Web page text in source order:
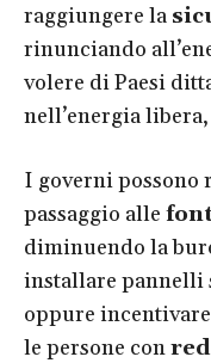
raggiungere la
rinunciando
volere di Paesi
nell’energia
I governi
passaggio alle
diminuendo la
installare pannelli
oppure
le persone con